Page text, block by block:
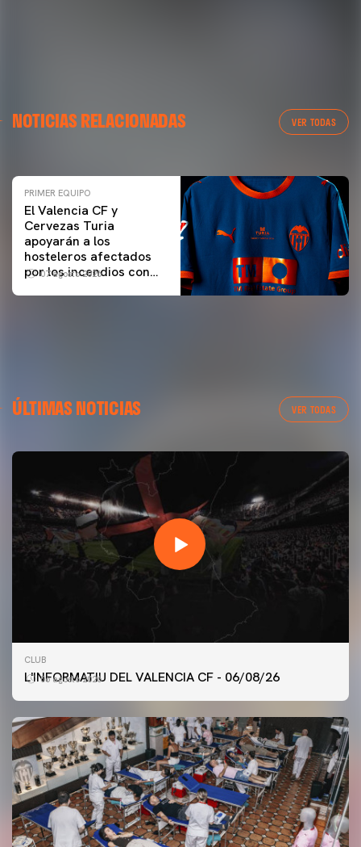
NOTICIAS RELACIONADAS VER TODAS
ENTRENAMIENTO DEL VALENCIA CF 6/8/2026
PRIMER EQUIPO
El Valencia CF y
Cervezas Turia
apoyarán a los
hosteleros afectados
por los incendios con
07 agosto 2026
ÚLTIMAS NOTICIAS VER TODAS
CLUB
L'INFORMATIU DEL VALENCIA CF - 06/08/26
06 agosto 2026